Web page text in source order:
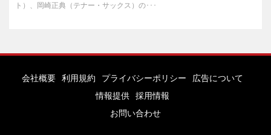
ト）、岡崎正典（テナー・サックス）の･･･
会社概要 利用規約 プライバシーポリシー
広告について
情報提供
採用情報
お問い合わせ